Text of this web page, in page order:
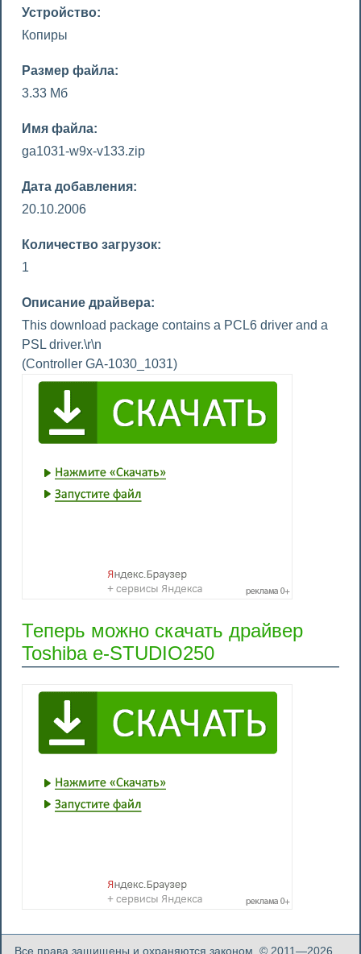
Устройство:
Копиры
Размер файла:
3.33 Мб
Имя файла:
ga1031-w9x-v133.zip
Дата добавления:
20.10.2006
Количество загрузок:
1
Описание драйвера:
This download package contains a PCL6 driver and a
PSL driver.\r\n
(Controller GA-1030_1031)
Теперь можно скачать драйвер
Toshiba e-STUDIO250
Все права защищены и охраняются законом. © 2011—2026